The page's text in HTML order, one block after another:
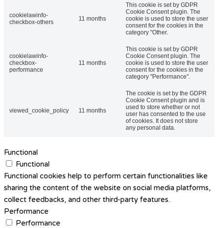
cookielawinfo-
checkbox-others
11 months
This cookie is set by GDPR
Cookie Consent plugin. The
cookie is used to store the user
consent for the cookies in the
category "Other.
cookielawinfo-
checkbox-
performance
11 months
This cookie is set by GDPR
Cookie Consent plugin. The
cookie is used to store the user
consent for the cookies in the
category "Performance".
viewed_cookie_policy 11 months
The cookie is set by the GDPR
Cookie Consent plugin and is
used to store whether or not
user has consented to the use
of cookies. It does not store
any personal data.
Functional
Functional
Functional cookies help to perform certain functionalities like
sharing the content of the website on social media platforms,
collect feedbacks, and other third-party features.
Performance
Performance